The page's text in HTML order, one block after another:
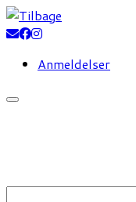
Fortsæt
til
Anmeldelser
Søg